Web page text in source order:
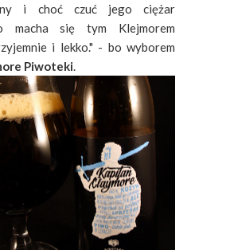
i choć czuć jego ciężar
macha się tym Klejmorem
i lekko." - bo wyborem
Piwoteki.